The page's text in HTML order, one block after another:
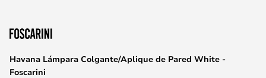
galería
imágenes
Havana Lámpara Colgante/Aplique de Pared White -
Foscarini